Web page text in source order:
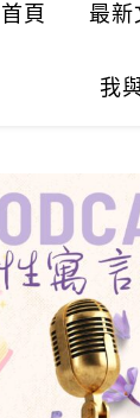
首頁 最新
我